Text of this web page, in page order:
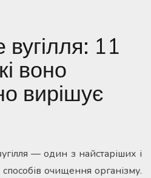
11
воно
вирішує
— один з найстаріших і
очищення організму.